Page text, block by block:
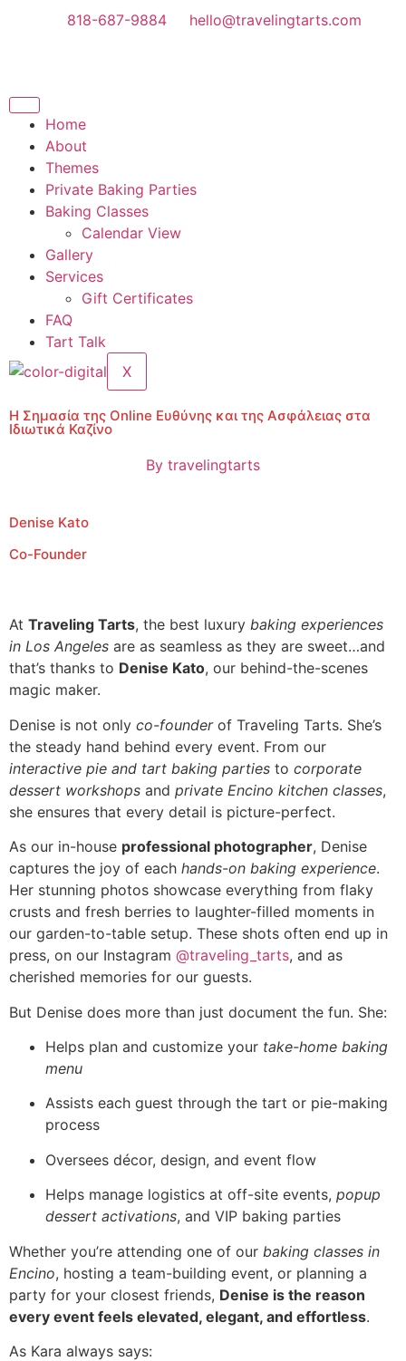
818-687-9884 hello@travelingtarts.com
Home
About
Themes
Private Baking Parties
Baking Classes
Calendar View
Gallery
Services
Gift Certificates
FAQ
Tart Talk
X
Η Σημασία της Online Ευθύνης και της Ασφάλειας στα
Ιδιωτικά Καζίνο
By travelingtarts
Denise Kato
Co-Founder
At Traveling Tarts, the best luxury baking experiences
in Los Angeles are as seamless as they are sweet…and
that’s thanks to Denise Kato, our behind-the-scenes
magic maker.
Denise is not only co-founderof Traveling Tarts. She’s
the steady hand behind every event. From our
interactive pie and tart baking parties to corporate
dessert workshops and private Encino kitchen classes,
she ensures that every detail is picture-perfect.
As our in-house professional photographer, Denise
captures the joy of each hands-on baking experience.
Her stunning photos showcase everything from flaky
crusts and fresh berries to laughter-filled moments in
our garden-to-table setup. These shots often end up in
press, on our Instagram @traveling_tarts, and as
cherished memories for our guests.
But Denise does more than just document the fun. She:
Helps plan and customize your take-home baking
menu
Assists each guest through the tart or pie-making
process
Oversees décor, design, and event flow
Helps manage logistics at off-site events, popup
dessert activations, and VIP baking parties
Whether you’re attending one of our baking classes in
Encino, hosting a team-building event, or planning a
party for your closest friends, Denise is the reason
every event feels elevated, elegant, and effortless.
As Kara always says: